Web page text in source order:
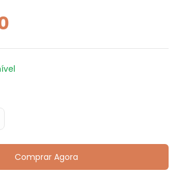
Comprar Agora